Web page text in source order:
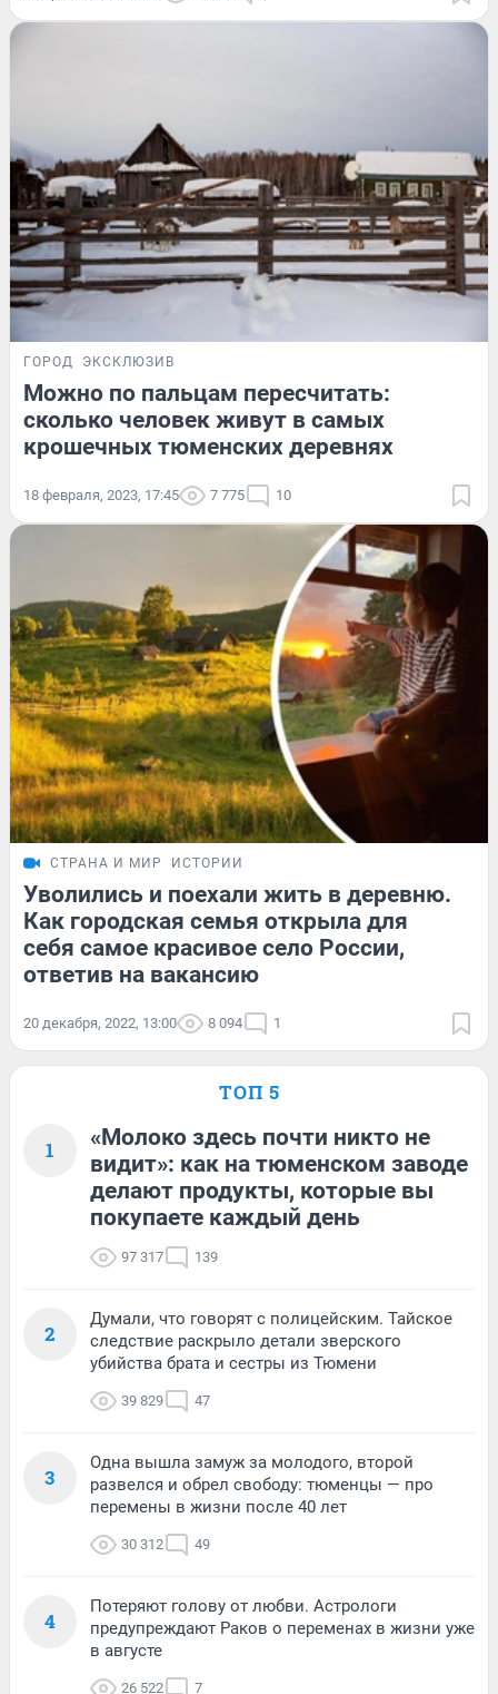
ГОРОД ЭКСКЛЮЗИВ
Можно по пальцам пересчитать:
сколько человек живут в самых
крошечных тюменских деревнях
18 февраля, 2023, 17:45 7 775 10
СТРАНА И МИР ИСТОРИИ
Уволились и поехали жить в деревню.
Как городская семья открыла для
себя самое красивое село России,
ответив на вакансию
20 декабря, 2022, 13:00 8 094 1
ТОП 5
1
«Молоко здесь почти никто не
видит»: как на тюменском заводе
делают продукты, которые вы
покупаете каждый день
97 317 139
2
Думали, что говорят с полицейским. Тайское
следствие раскрыло детали зверского
убийства брата и сестры из Тюмени
39 829 47
3
Одна вышла замуж за молодого, второй
развелся и обрел свободу: тюменцы — про
перемены в жизни после 40 лет
30 312 49
4
Потеряют голову от любви. Астрологи
предупреждают Раков о переменах в жизни уже
в августе
26 522 7